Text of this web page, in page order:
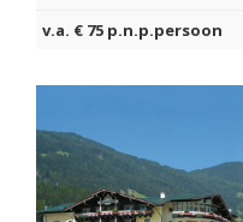
v.a. € 75 p.n.p.persoon